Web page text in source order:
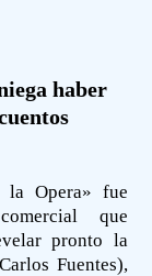
haber
la Opera» fue
que
pronto la
Fuentes),